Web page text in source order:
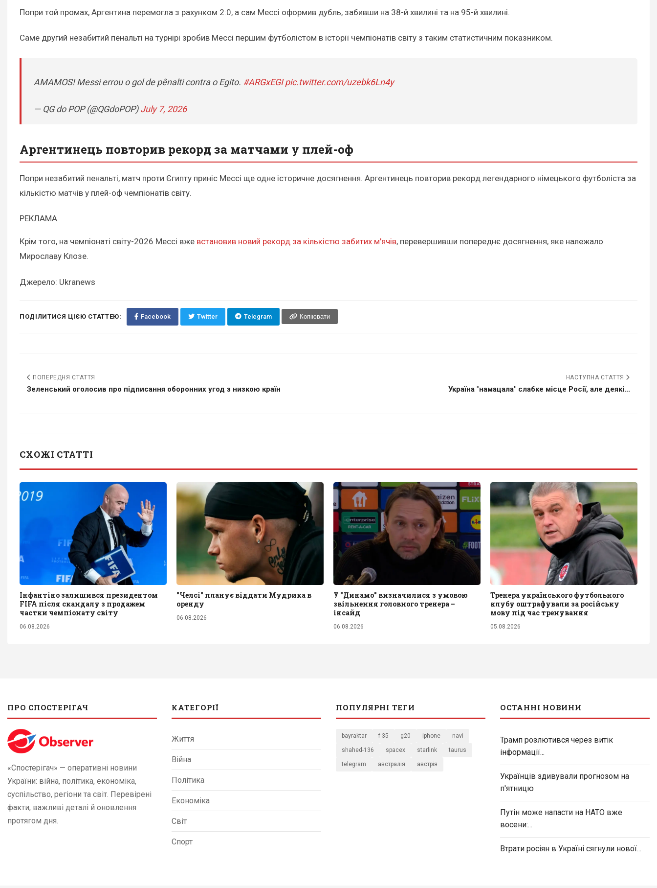
Попри той промах, Аргентина перемогла з рахунком 2:0, а сам Мессі оформив дубль, забивши на 38-й хвилині та на 95-й хвилині.
Саме другий незабитий пенальті на турнірі зробив Мессі першим футболістом в історії чемпіонатів світу з таким статистичним показником.
AMAMOS! Messi errou o gol de pênalti contra o Egito. #ARGxEGI pic.twitter.com/uzebk6Ln4y
— QG do POP (@QGdoPOP)July 7, 2026
Аргентинець повторив рекорд за матчами у плей-оф
Попри незабитий пенальті, матч проти Єгипту приніс Мессі ще одне історичне досягнення. Аргентинець повторив рекорд легендарного німецького футболіста за
кількістю матчів у плей-оф чемпіонатів світу.
РЕКЛАМА
Крім того, на чемпіонаті світу-2026 Мессі вже встановив новий рекорд за кількістю забитих м'ячів, перевершивши попереднє досягнення, яке належало
Мирославу Клозе.
Джерело: Ukranews
ПОДІЛИТИСЯ ЦІЄЮ СТАТТЕЮ: Facebook Twitter Telegram Копіювати
ПОПЕРЕДНЯ СТАТТЯ
Зеленський оголосив про підписання оборонних угод з низкою країн
НАСТУПНА СТАТТЯ
Україна "намацала" слабке місце Росії, але деякі...
СХОЖІ СТАТТІ
Інфантіно залишився президентом
FIFA після скандалу з продажем
частки чемпіонату світу
06.08.2026
"Челсі" планує віддати Мудрика в
оренду
06.08.2026
У "Динамо" визначилися з умовою
звільнення головного тренера –
інсайд
06.08.2026
Тренера українського футбольного
клубу оштрафували за російську
мову під час тренування
05.08.2026
ПРО СПОСТЕРІГАЧ
«Спостерігач» — оперативні новини
України: війна, політика, економіка,
суспільство, регіони та світ. Перевірені
факти, важливі деталі й оновлення
протягом дня.
КАТЕГОРІЇ
Життя
Війна
Політика
Економіка
Світ
Спорт
ПОПУЛЯРНІ ТЕГИ
bayraktar f-35 g20 iphone navi
shahed-136 spacex starlink taurus
telegram австралія австрія
ОСТАННІ НОВИНИ
Трамп розлютився через витік
інформації...
Українців здивували прогнозом на
п'ятницю
Путін може напасти на НАТО вже
восени:...
Втрати росіян в Україні сягнули нової...